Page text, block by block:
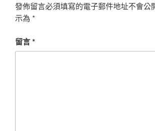
發佈留言必須填寫的電子郵件地址不會公
示為 *
留言*